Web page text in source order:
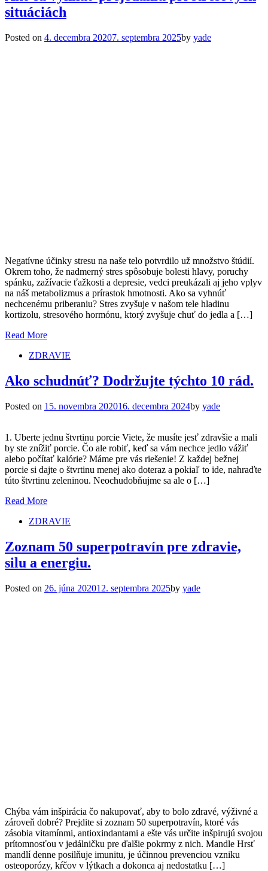
situáciách
Posted on 4. decembra 20207. septembra 2025by yade
Negatívne účinky stresu na naše telo potvrdilo už množstvo štúdií.
Okrem toho, že nadmerný stres spôsobuje bolesti hlavy, poruchy
spánku, zažívacie ťažkosti a depresie, vedci preukázali aj jeho vplyv
na náš metabolizmus a prírastok hmotnosti. Ako sa vyhnúť
nechcenému priberaniu? Stres zvyšuje v našom tele hladinu
kortizolu, stresového hormónu, ktorý zvyšuje chuť do jedla a […]
Read More
ZDRAVIE
Ako schudnúť? Dodržujte týchto 10 rád.
Posted on 15. novembra 202016. decembra 2024by yade
1. Uberte jednu štvrtinu porcie Viete, že musíte jesť zdravšie a mali
by ste znížiť porcie. Čo ale robiť, keď sa vám nechce jedlo vážiť
alebo počítať kalórie? Máme pre vás riešenie! Z každej bežnej
porcie si dajte o štvrtinu menej ako doteraz a pokiaľ to ide, nahraďte
túto štvrtinu zeleninou. Neochudobňujme sa ale o […]
Read More
ZDRAVIE
Zoznam 50 superpotravín pre zdravie,
silu a energiu.
Posted on 26. júna 202012. septembra 2025by yade
Chýba vám inšpirácia čo nakupovať, aby to bolo zdravé, výživné a
zároveň dobré? Prejdite si zoznam 50 superpotravín, ktoré vás
zásobia vitamínmi, antioxindantami a ešte vás určite inšpirujú svojou
prítomnosťou v jedálničku pre ďalšie pokrmy z nich. Mandle Hrsť
mandlí denne posilňuje imunitu, je účinnou prevenciou vzniku
osteoporózy, kŕčov v lýtkach a dokonca aj nedostatku […]